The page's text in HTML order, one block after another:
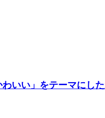
わいい」をテーマに